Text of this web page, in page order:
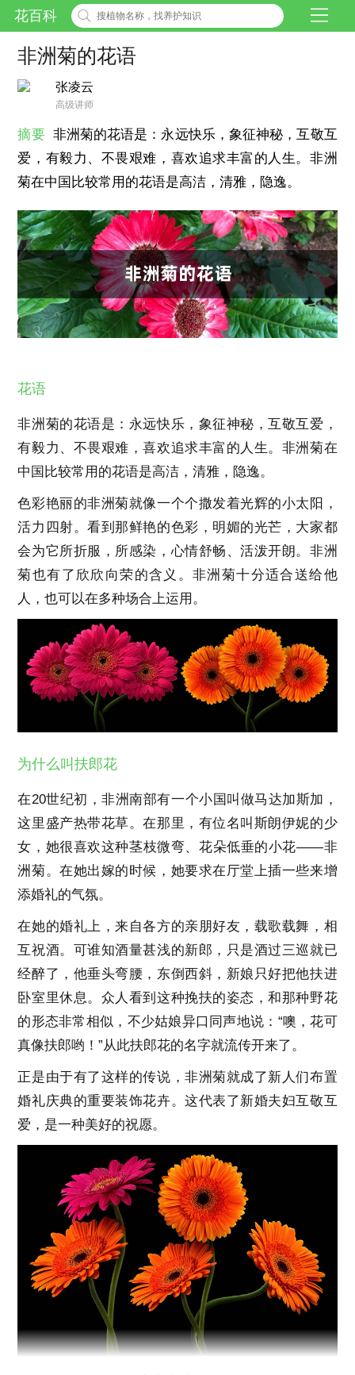
花百科
非洲菊的花语
张凌云
高级讲师
摘要 非洲菊的花语是：永远快乐，象征神秘，互敬互
爱，有毅力、不畏艰难，喜欢追求丰富的人生。非洲
菊在中国比较常用的花语是高洁，清雅，隐逸。
花语
非洲菊的花语是：永远快乐，象征神秘，互敬互爱，
有毅力、不畏艰难，喜欢追求丰富的人生。非洲菊在
中国比较常用的花语是高洁，清雅，隐逸。
色彩艳丽的非洲菊就像一个个撒发着光辉的小太阳，
活力四射。看到那鲜艳的色彩，明媚的光芒，大家都
会为它所折服，所感染，心情舒畅、活泼开朗。非洲
菊也有了欣欣向荣的含义。非洲菊十分适合送给他
人，也可以在多种场合上运用。
为什么叫扶郎花
在20世纪初，非洲南部有一个小国叫做马达加斯加，
这里盛产热带花草。在那里，有位名叫斯朗伊妮的少
女，她很喜欢这种茎枝微弯、花朵低垂的小花——非
洲菊。在她出嫁的时候，她要求在厅堂上插一些来增
添婚礼的气氛。
在她的婚礼上，来自各方的亲朋好友，载歌载舞，相
互祝酒。可谁知酒量甚浅的新郎，只是酒过三巡就已
经醉了，他垂头弯腰，东倒西斜，新娘只好把他扶进
卧室里休息。众人看到这种挽扶的姿态，和那种野花
的形态非常相似，不少姑娘异口同声地说：“噢，花可
真像扶郎哟！”从此扶郎花的名字就流传开来了。
正是由于有了这样的传说，非洲菊就成了新人们布置
婚礼庆典的重要装饰花卉。这代表了新婚夫妇互敬互
爱，是一种美好的祝愿。